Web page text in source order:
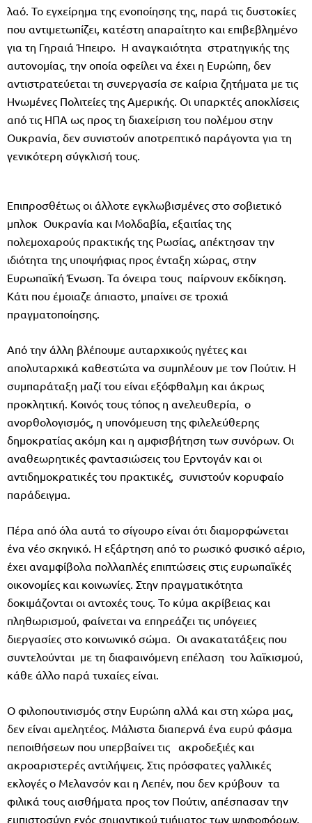
λαό. Το εγχείρημα της ενοποίησης της, παρά τις δυστοκίες
που αντιμετωπίζει, κατέστη απαραίτητο και επιβεβλημένο
για τη Γηραιά Ήπειρο. Η αναγκαιότητα στρατηγικής της
αυτονομίας, την οποία οφείλει να έχει η Ευρώπη, δεν
αντιστρατεύεται τη συνεργασία σε καίρια ζητήματα με τις
Ηνωμένες Πολιτείες της Αμερικής. Οι υπαρκτές αποκλίσεις
από τις ΗΠΑ ως προς τη διαχείριση του πολέμου στην
Ουκρανία, δεν συνιστούν αποτρεπτικό παράγοντα για τη
γενικότερη σύγκλισή τους.
Επιπροσθέτως οι άλλοτε εγκλωβισμένες στο σοβιετικό
μπλοκ Ουκρανία και Μολδαβία, εξαιτίας της
πολεμοχαρούς πρακτικής της Ρωσίας, απέκτησαν την
ιδιότητα της υποψήφιας προς ένταξη χώρας, στην
Ευρωπαϊκή Ένωση. Τα όνειρα τους παίρνουν εκδίκηση.
Κάτι που έμοιαζε άπιαστο, μπαίνει σε τροχιά
πραγματοποίησης.
Από την άλλη βλέπουμε αυταρχικούς ηγέτες και
απολυταρχικά καθεστώτα να συμπλέουν με τον Πούτιν. Η
συμπαράταξη μαζί του είναι εξόφθαλμη και άκρως
προκλητική. Κοινός τους τόπος η ανελευθερία, ο
ανορθολογισμός, η υπονόμευση της φιλελεύθερης
δημοκρατίας ακόμη και η αμφισβήτηση των συνόρων. Οι
αναθεωρητικές φαντασιώσεις του Ερντογάν και οι
αντιδημοκρατικές του πρακτικές, συνιστούν κορυφαίο
παράδειγμα.
Πέρα από όλα αυτά το σίγουρο είναι ότι διαμορφώνεται
ένα νέο σκηνικό. Η εξάρτηση από το ρωσικό φυσικό αέριο,
έχει αναμφίβολα πολλαπλές επιπτώσεις στις ευρωπαϊκές
οικονομίες και κοινωνίες. Στην πραγματικότητα
δοκιμάζονται οι αντοχές τους. Το κύμα ακρίβειας και
πληθωρισμού, φαίνεται να επηρεάζει τις υπόγειες
διεργασίες στο κοινωνικό σώμα. Οι ανακατατάξεις που
συντελούνται με τη διαφαινόμενη επέλαση του λαϊκισμού,
κάθε άλλο παρά τυχαίες είναι.
Ο φιλοπουτινισμός στην Ευρώπη αλλά και στη χώρα μας,
δεν είναι αμελητέος. Μάλιστα διαπερνά ένα ευρύ φάσμα
πεποιθήσεων που υπερβαίνει τις ακροδεξιές και
ακροαριστερές αντιλήψεις. Στις πρόσφατες γαλλικές
εκλογές ο Μελανσόν και η Λεπέν, που δεν κρύβουν τα
φιλικά τους αισθήματα προς τον Πούτιν, απέσπασαν την
εμπιστοσύνη ενός σημαντικού τμήματος των ψηφοφόρων.